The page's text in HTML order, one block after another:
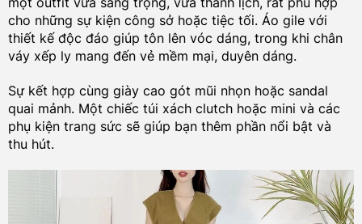
cho những sự kiện công sở hoặc tiệc tối. Áo gile với
thiết kế độc đáo giúp tôn lên vóc dáng, trong khi chân
váy xếp ly mang đến vẻ mềm mại, duyên dáng.
Sự kết hợp cùng giày cao gót mũi nhọn hoặc sandal
quai mảnh. Một chiếc túi xách clutch hoặc mini và các
phụ kiện trang sức sẽ giúp bạn thêm phần nổi bật và
thu hút.